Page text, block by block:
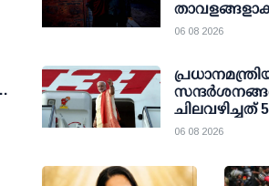
ടിബറ്റിലെ
ചൈന
06 08 2026
ചിലവഴിച്ചത്
06 08 2026